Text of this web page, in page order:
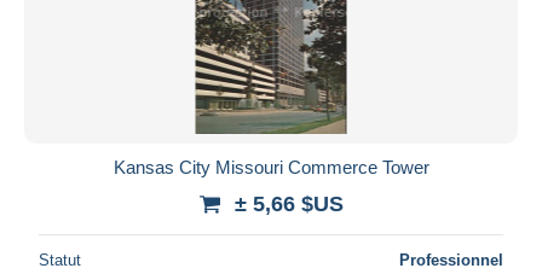
Kansas City Missouri Commerce Tower
± 5,66 $US
Statut Professionnel